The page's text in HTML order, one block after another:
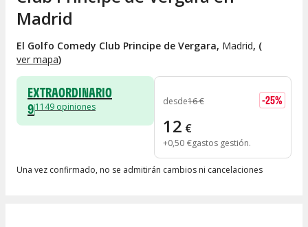
Madrid
El Golfo Comedy Club Principe de Vergara, Madrid, (
ver mapa)
EXTRAORDINARIO
91149 opiniones desde16€ -25%
12 €
+0,50 €gastos gestión
Una vez confirmado, no se admitirán cambios ni cancelaciones